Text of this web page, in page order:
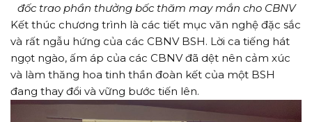
đốc trao phần thưởng bốc thăm may mắn cho CBNV
Kết thúc chương trình là các tiết mục văn nghệ đặc sắc
và rất ngẫu hứng của các CBNV BSH. Lời ca tiếng hát
ngọt ngào, ấm áp của các CBNV đã dệt nên cảm xúc
và làm thăng hoa tinh thần đoàn kết của một BSH
đang thay đổi và vững bước tiến lên.